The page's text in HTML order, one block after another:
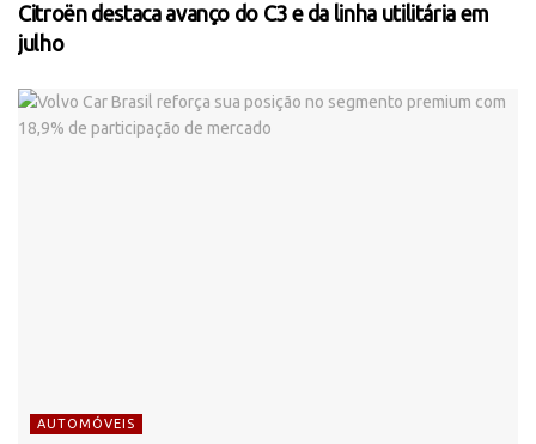
Citroën destaca avanço do C3 e da linha utilitária em
julho
AUTOMÓVEIS